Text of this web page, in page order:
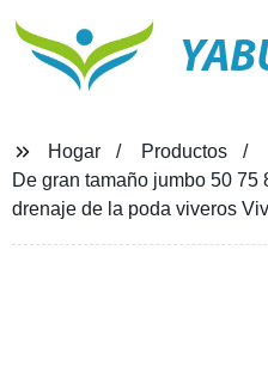
Hogar
Productos
De gran tamaño jumbo 50
drenaje de la poda viveros